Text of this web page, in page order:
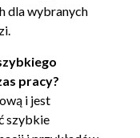
dla wybranych
pracy?
i jest
szybkie